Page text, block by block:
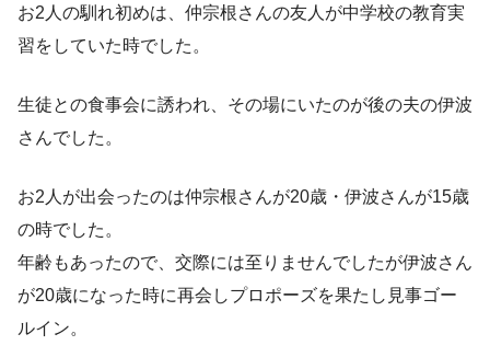
お2人の馴れ初めは、仲宗根さんの友人が中学校の教育実
習をしていた時でした。
生徒との食事会に誘われ、その場にいたのが後の夫の伊波
さんでした。
お2人が出会ったのは仲宗根さんが20歳・伊波さんが15歳
の時でした。
年齢もあったので、交際には至りませんでしたが伊波さん
が20歳になった時に再会しプロポーズを果たし見事ゴー
ルイン。